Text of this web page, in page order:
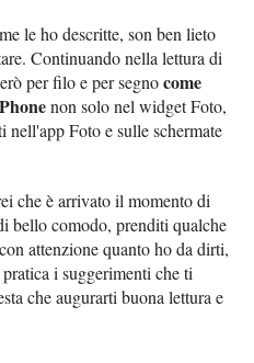
le ho descritte, son ben lieto
Continuando nella lettura di
per filo e per segnocome
non solo nel widget Foto,
nell'app Foto e sulle schermate
che è arrivato il momento di
bello comodo, prenditi qualche
attenzione quanto ho da dirti,
i suggerimenti che ti
che augurarti buona lettura e